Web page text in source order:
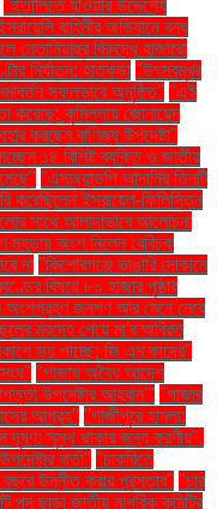
"ইতালিতে যাওয়ার উদ্দেশ্যে
বাহিনীর অভিযানে বন্ধ
নেতানিয়াহুর বিরুদ্ধে হাজারো
নির্যাতন: হাতকড়া "উৎসবমুখর
সফলভাবে অনুষ্ঠিত" "এই
করেছে: কুমিল্লায় জোনায়েদ
করছেন বাণিজ্য উপদেষ্টা"
১৪ বিশিষ্ট ব্যক্তি ও জাতীয়
"এসঅ্যান্ডপি আদানির তিনটি
করেছিলেন ইসরায়েল-ফিলিস্তিন
সাথে আলাদাভাবে আলোচনা
মহড়ায় অংশ নিলেন বেবিচক
না "কিশোরগঞ্জে ভাঙারি দোকানে
বিষয়ে ৮০ হাজার পৃষ্ঠার
অংশগ্রহণ জনগণ আর মেনে নেবে
মরদেহ পেয়ে মা'র অবিরত
ভয় পাচ্ছে: জি এম কাদের"
"গাজায় অবৈধ আদেশ
উপদেষ্টার আহ্বান"' "গাজার
আগ্রহ" "গাজীপুরে হামলা:
দূষণ: সুস্থ থাকার জন্য করণীয়".
বার্তা" "চাকরিতে
উন্নীত করার প্রস্তাব" "চার
পদ ছাড়া জাতীয় নাগরিক কমিটির